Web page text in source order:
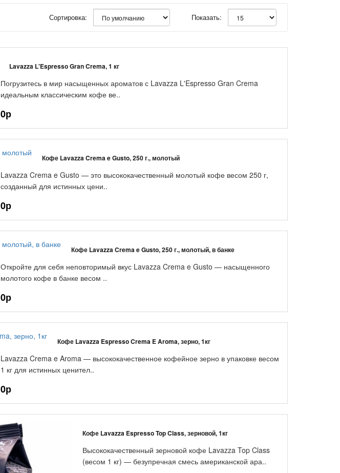
Сортировка: Показать:
Lavazza L'Espresso Gran Crema, 1 кг
Погрузитесь в мир насыщенных ароматов с Lavazza L'Espresso Gran Crema
идеальным классическим кофе ве..
0р
Кофе Lavazza Crema e Gusto, 250 г., молотый
Lavazza Crema e Gusto — это высококачественный молотый кофе весом 250 г,
созданный для истинных цени..
0р
Кофе Lavazza Crema e Gusto, 250 г., молотый, в банке
Откройте для себя неповторимый вкус Lavazza Crema e Gusto — насыщенного
молотого кофе в банке весом ..
0р
Кофе Lavazza Espresso Crema E Aroma, зерно, 1кг
Lavazza Crema e Aroma — высококачественное кофейное зерно в упаковке весом
1 кг для истинных ценител..
0р
Кофе Lavazza Espresso Top Class, зерновой, 1кг
Высококачественный зерновой кофе Lavazza Top Class
(весом 1 кг) — безупречная смесь американской ара..